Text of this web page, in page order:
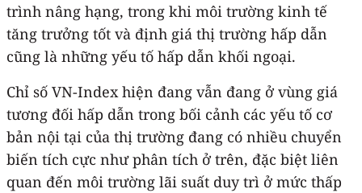
trình nâng hạng, trong khi môi trường kinh tế
tăng trưởng tốt và định giá thị trường hấp dẫn
cũng là những yếu tố hấp dẫn khối ngoại.
Chỉ số VN-Index hiện đang vẫn đang ở vùng giá
tương đối hấp dẫn trong bối cảnh các yếu tố cơ
bản nội tại của thị trường đang có nhiều chuyển
biến tích cực như phân tích ở trên, đặc biệt liên
quan đến môi trường lãi suất duy trì ở mức thấp